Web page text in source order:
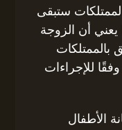
ستبقى
أن الزوجة
بالممتلكات
للإجراءات
الأطفال